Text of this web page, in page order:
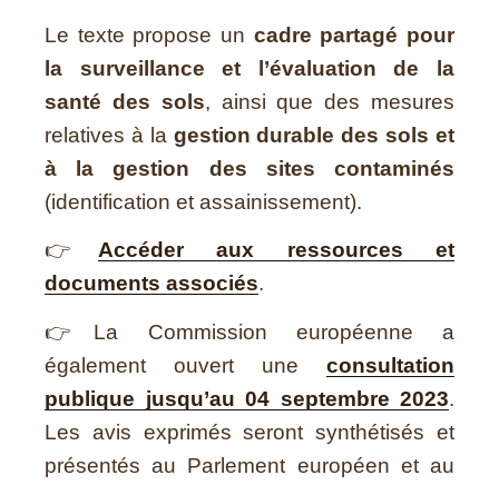
Le texte propose un cadre partagé pour
la surveillance et l’évaluation de la
santé des sols, ainsi que des mesures
relatives à la gestion durable des sols et
à la gestion des sites contaminés
(identification et assainissement).
👉 Accéder aux ressources et
documents associés.
👉La Commission européenne a
également ouvert une consultation
publique jusqu’au 04 septembre 2023.
Les avis exprimés seront synthétisés et
présentés au Parlement européen et au